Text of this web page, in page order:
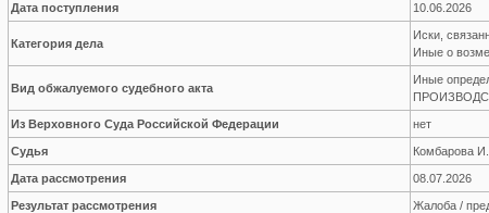
Дата поступления 10.06.2026
Категория дела
Иски,
Иные о
Вид обжалуемого судебного акта
Иные
Из Верховного Суда Российской Федерации нет
Судья Комбарова И.
Дата рассмотрения 08.07.2026
Результат рассмотрения Жалоба /